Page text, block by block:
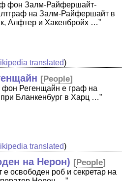
фон Залм-Райфершайт-
на Залм-Райфершайт в
Алфтер и Хакенбройх …”
translated)
[People]
фон Регенщайн е граф на
Бланкенбург в Харц …”
translated)
на Нерон) [People]
е освободен роб и секретар на